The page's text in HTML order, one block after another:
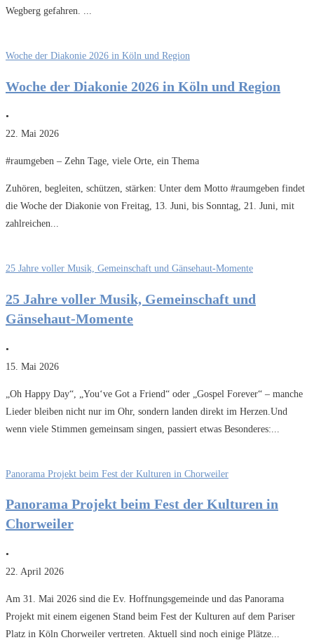
Wegberg gefahren. ...
Woche der Diakonie 2026 in Köln und Region
Woche der Diakonie 2026 in Köln und Region
•
22. Mai 2026
#raumgeben – Zehn Tage, viele Orte, ein Thema
Zuhören, begleiten, schützen, stärken: Unter dem Motto #raumgeben findet
die Woche der Diakonie von Freitag, 13. Juni, bis Sonntag, 21. Juni, mit
zahlreichen...
25 Jahre voller Musik, Gemeinschaft und Gänsehaut-Momente
25 Jahre voller Musik, Gemeinschaft und
Gänsehaut-Momente
•
15. Mai 2026
„Oh Happy Day“, „You‘ve Got a Friend“ oder „Gospel Forever“ – manche
Lieder bleiben nicht nur im Ohr, sondern landen direkt im Herzen.Und
wenn viele Stimmen gemeinsam singen, passiert etwas Besonderes:...
Panorama Projekt beim Fest der Kulturen in Chorweiler
Panorama Projekt beim Fest der Kulturen in
Chorweiler
•
22. April 2026
Am 31. Mai 2026 sind die Ev. Hoffnungsgemeinde und das Panorama
Projekt mit einem eigenen Stand beim Fest der Kulturen auf dem Pariser
Platz in Köln Chorweiler vertreten. Aktuell sind noch einige Plätze...